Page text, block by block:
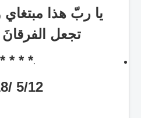
يا ربّ هذا
تجعل
·
* * * *
5/12 /2018